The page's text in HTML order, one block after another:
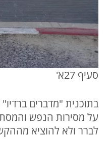
סעיף 27א'
בתוכנית "מדברים
על מסירות הנפש
לברר ולא להוציא